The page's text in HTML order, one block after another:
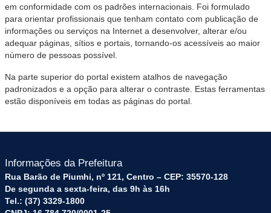
em conformidade com os padrões internacionais. Foi formulado
para orientar profissionais que tenham contato com publicação de
informações ou serviços na Internet a desenvolver, alterar e/ou
adequar páginas, sítios e portais, tornando-os acessíveis ao maior
número de pessoas possível.
Na parte superior do portal existem atalhos de navegação
padronizados e a opção para alterar o contraste. Estas ferramentas
estão disponíveis em todas as páginas do portal.
Informações da Prefeitura
Rua Barão de Piumhi, nº 121, Centro – CEP: 35570-128
De segunda a sexta-feira, das 9h às 16h
Tel.: (37) 3329-1800